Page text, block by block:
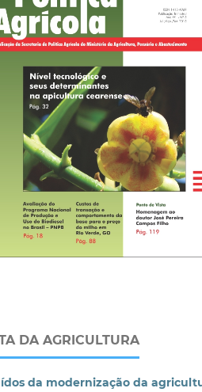
DA AGRICULTURA
da modernização da